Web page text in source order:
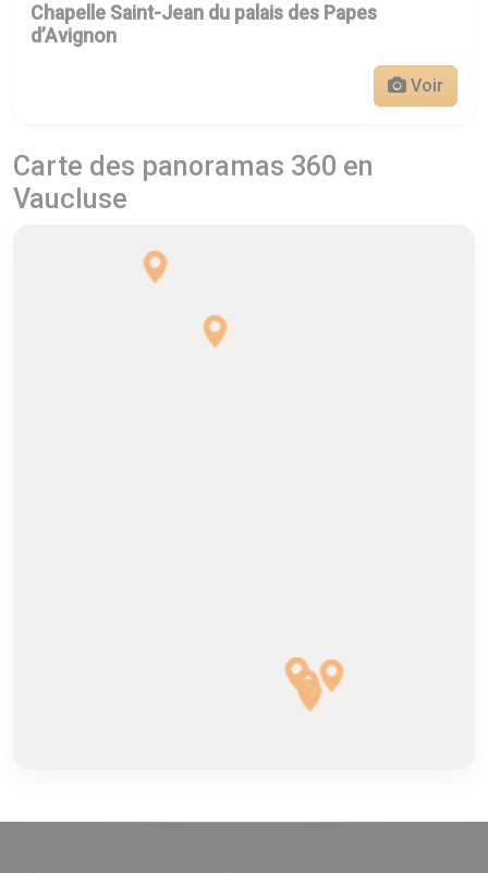
Chapelle Saint-Jean du palais des Papes
d’Avignon
Voir
Carte des panoramas 360 en
Vaucluse